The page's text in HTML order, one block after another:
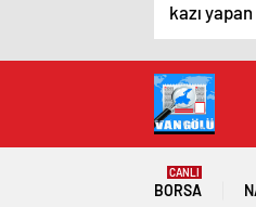
kazı
yapıldı
BORSA
CANLI